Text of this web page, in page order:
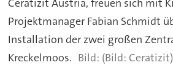
Ceratizit Austria, freuen sich mit
Projektmanager Fabian Schmidt
Installation der zwei großen
Kreckelmoos.
(Bild: Ceratizit)